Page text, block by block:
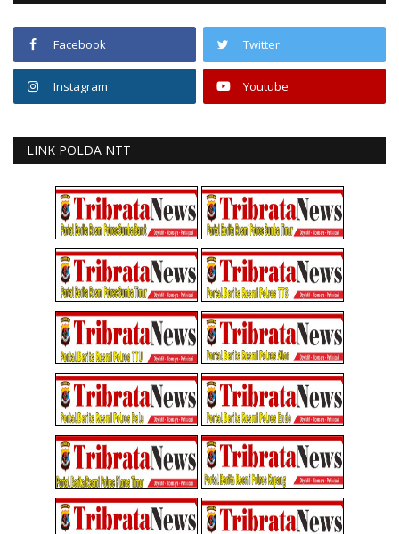
Facebook Twitter
Instagram Youtube
LINK POLDA NTT